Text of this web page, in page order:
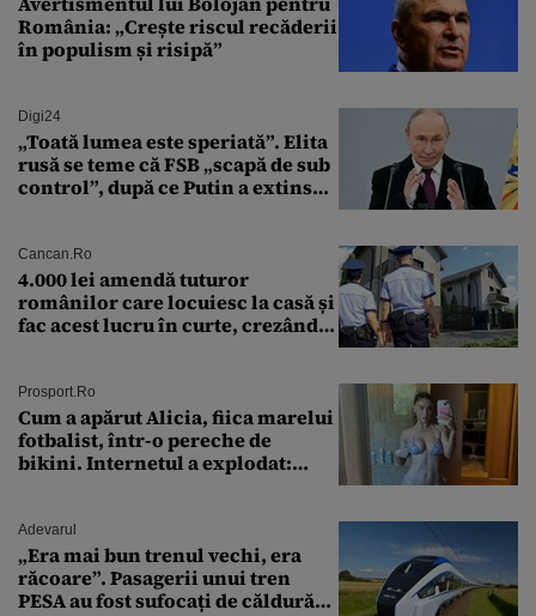
România: „Crește riscul recăderii
în populism și risipă”
Digi24
„Toată lumea este speriată”. Elita
rusă se teme că FSB „scapă de sub
control”, după ce Putin a extins
Cancan.ro
4.000 lei amendă tuturor
românilor care locuiesc la casă și
fac acest lucru în curte, crezând
Prosport.ro
Cum a apărut Alicia, fiica marelui
fotbalist, într-o pereche de
bikini. Internetul a explodat:
Adevarul
„Era mai bun trenul vechi, era
răcoare”. Pasagerii unui tren
PESA au fost sufocați de căldură